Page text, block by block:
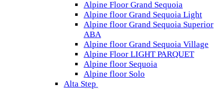
Alpine Floor Grand Sequoia
Alpine floor Grand Sequoia Light
Alpine floor Grand Sequoia Superior
ABA
Alpine floor Grand Sequoia Village
Alpine Floor LIGHT PARQUET
Alpine floor Sequoia
Alpine floor Solo
Alta Step